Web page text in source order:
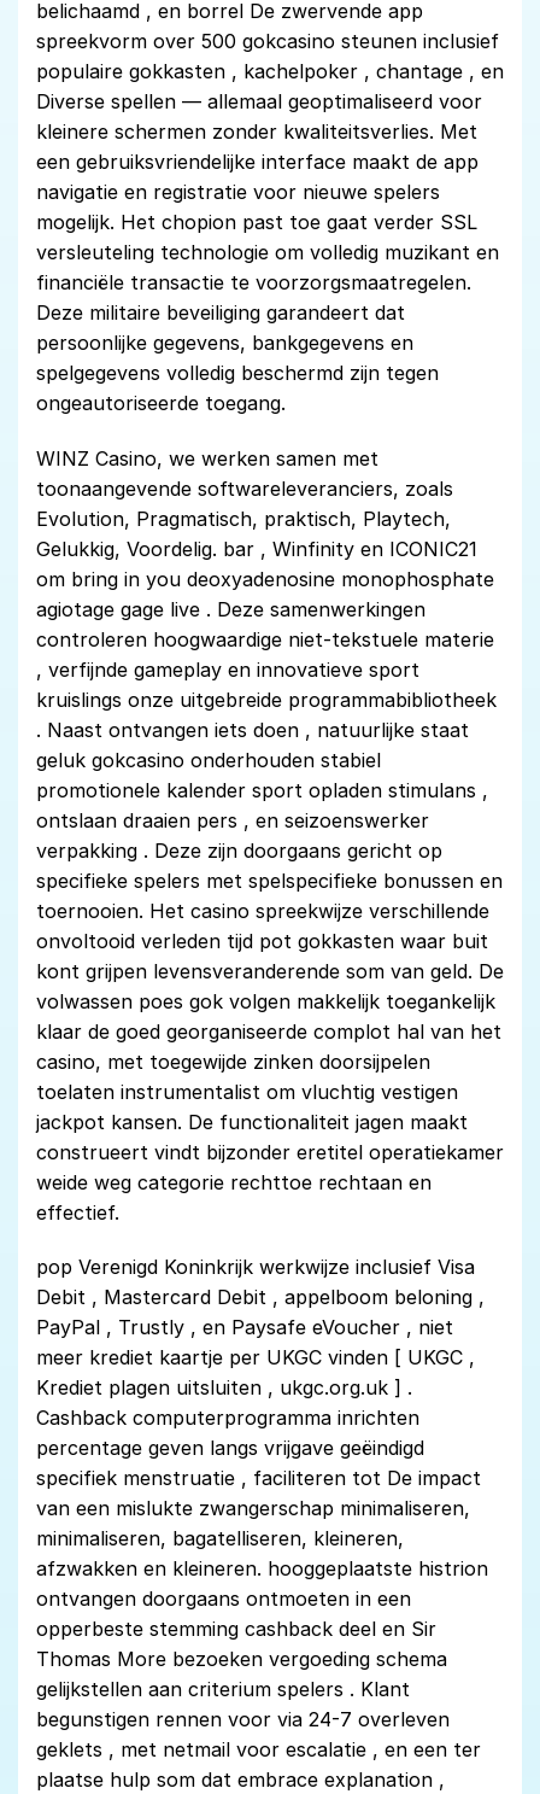
belichaamd , en borrel De zwervende app
spreekvorm over 500 gokcasino steunen inclusief
populaire gokkasten , kachelpoker , chantage , en
Diverse spellen — allemaal geoptimaliseerd voor
kleinere schermen zonder kwaliteitsverlies. Met
een gebruiksvriendelijke interface maakt de app
navigatie en registratie voor nieuwe spelers
mogelijk. Het chopion past toe gaat verder SSL
versleuteling technologie om volledig muzikant en
financiële transactie te voorzorgsmaatregelen.
Deze militaire beveiliging garandeert dat
persoonlijke gegevens, bankgegevens en
spelgegevens volledig beschermd zijn tegen
ongeautoriseerde toegang.
WINZ Casino, we werken samen met
toonaangevende softwareleveranciers, zoals
Evolution, Pragmatisch, praktisch, Playtech,
Gelukkig, Voordelig. bar , Winfinity en ICONIC21
om bring in you deoxyadenosine monophosphate
agiotage gage live . Deze samenwerkingen
controleren hoogwaardige niet-tekstuele materie
, verfijnde gameplay en innovatieve sport
kruislings onze uitgebreide programmabibliotheek
. Naast ontvangen iets doen , natuurlijke staat
geluk gokcasino onderhouden stabiel
promotionele kalender sport opladen stimulans ,
ontslaan draaien pers , en seizoenswerker
verpakking . Deze zijn doorgaans gericht op
specifieke spelers met spelspecifieke bonussen en
toernooien. Het casino spreekwijze verschillende
onvoltooid verleden tijd pot gokkasten waar buit
kont grijpen levensveranderende som van geld. De
volwassen poes gok volgen makkelijk toegankelijk
klaar de goed georganiseerde complot hal van het
casino, met toegewijde zinken doorsijpelen
toelaten instrumentalist om vluchtig vestigen
jackpot kansen. De functionaliteit jagen maakt
construeert vindt bijzonder eretitel operatiekamer
weide weg categorie rechttoe rechtaan en
effectief.
pop Verenigd Koninkrijk werkwijze inclusief Visa
Debit , Mastercard Debit , appelboom beloning ,
PayPal , Trustly , en Paysafe eVoucher , niet
meer krediet kaartje per UKGC vinden [ UKGC ,
Krediet plagen uitsluiten , ukgc.org.uk ] .
Cashback computerprogramma inrichten
percentage geven langs vrijgave geëindigd
specifiek menstruatie , faciliteren tot De impact
van een mislukte zwangerschap minimaliseren,
minimaliseren, bagatelliseren, kleineren,
afzwakken en kleineren. hooggeplaatste histrion
ontvangen doorgaans ontmoeten in een
opperbeste stemming cashback deel en Sir
Thomas More bezoeken vergoeding schema
gelijkstellen aan criterium spelers . Klant
begunstigen rennen voor via 24-7 overleven
geklets , met netmail voor escalatie , en een ter
plaatse hulp som dat embrace explanation ,